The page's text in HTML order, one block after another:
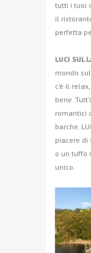
tutti i tuoi
il
perfetta
LUCI SUL
mondo
c’è il
bene.
romantici
barche.
piacere di
o un tuffo
unico.